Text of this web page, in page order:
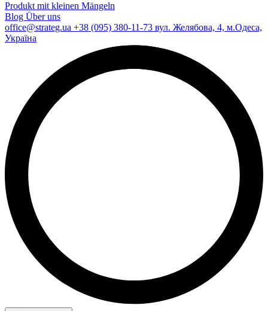
Produkt mit kleinen Mängeln
Blog Über uns
office@strateg.ua +38 (095) 380-11-73 вул. Желябова, 4, м.Одеса,
Україна